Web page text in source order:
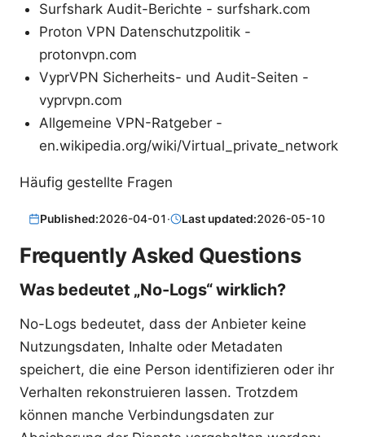
Surfshark Audit-Berichte - surfshark.com
Proton VPN Datenschutzpolitik -
protonvpn.com
VyprVPN Sicherheits- und Audit-Seiten -
vyprvpn.com
Allgemeine VPN-Ratgeber -
en.wikipedia.org/wiki/Virtual_private_network
Häufig gestellte Fragen
Published:2026-04-01· Last updated:2026-05-10
Frequently Asked Questions
Was bedeutet „No-Logs“ wirklich?
No-Logs bedeutet, dass der Anbieter keine
Nutzungsdaten, Inhalte oder Metadaten
speichert, die eine Person identifizieren oder ihr
Verhalten rekonstruieren lassen. Trotzdem
können manche Verbindungsdaten zur